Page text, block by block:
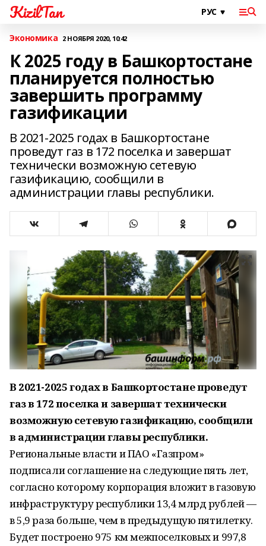
KizilTan
Экономика 2 НОЯБРЯ 2020, 10:42
К 2025 году в Башкортостане
планируется полностью
завершить программу
газификации
В 2021-2025 годах в Башкортостане
проведут газ в 172 поселка и завершат
технически возможную сетевую
газификацию, сообщили в
администрации главы республики.
В 2021-2025 годах в Башкортостане проведут
газ в 172 поселка и завершат технически
возможную сетевую газификацию, сообщили
в администрации главы республики.
Региональные власти и ПАО «Газпром»
подписали соглашение на следующие пять лет,
согласно которому корпорация вложит в газовую
инфраструктуру республики 13,4 млрд рублей —
в 5,9 раза больше, чем в предыдущую пятилетку.
Будет построено 975 км межпоселковых и 997,8